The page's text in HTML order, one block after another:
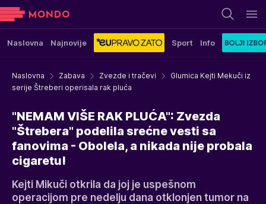
Naslovna Najnovije Sport Info
Naslovna Zabava Zvezde i tračevi
Glumica Kejti Mekuči iz
serije Štreberi operisala rak pluća
"NEMAM VIŠE RAK PLUĆA": Zvezda
"Štrebera" podelila srećne vesti sa
fanovima - Obolela, a nikada nije probala
cigaretu!
Kejti Mikuči otkrila da joj je uspešnom
operacijom pre nedelju dana otklonjen tumor na